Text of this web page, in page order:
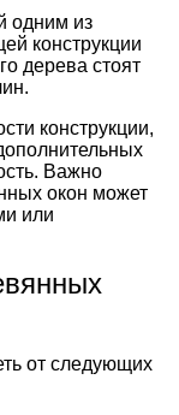
одним из
конструкции
дерева стоят
конструкции,
Важно
окон может
или
от следующих